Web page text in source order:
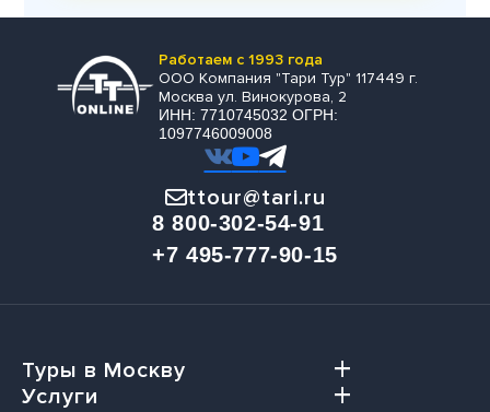
Работаем с 1993 года
ООО Компания "Тари Тур" 117449 г.
Москва ул. Винокурова, 2
ИНН: 7710745032 ОГРН:
1097746009008
ttour@tari.ru
8 800-302-54-91
+7 495-777-90-15
Туры в Москву
Услуги